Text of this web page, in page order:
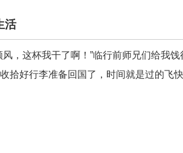
活
，这杯我干了啊！”临行前师兄们给我
拾好行李准备回国了，时间就是过的飞